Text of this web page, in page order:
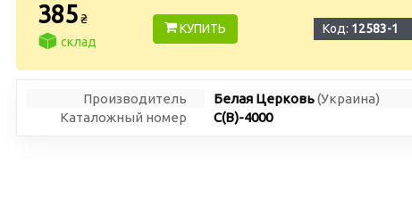
385 ₴
склад
КУПИТЬ Код: 12583-1
Производитель Белая Церковь(Украина)
Каталожный номер
С(В)-4000